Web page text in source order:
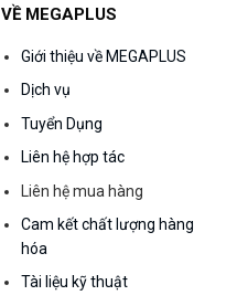
VỀ MEGAPLUS
Giới thiệu về MEGAPLUS
Dịch vụ
Tuyển Dụng
Liên hệ hợp tác
Liên hệ mua hàng
Cam kết chất lượng hàng
hóa
Tài liệu kỹ thuật